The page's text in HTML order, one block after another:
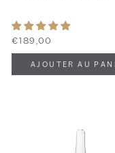
€189,00